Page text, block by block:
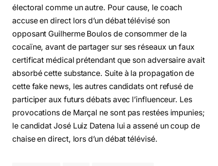
électoral comme un autre. Pour cause, le coach
accuse en direct lors d’un débat télévisé son
opposant Guilherme Boulos de consommer de la
cocaïne, avant de partager sur ses réseaux un faux
certificat médical prétendant que son adversaire avait
absorbé cette substance. Suite à la propagation de
cette fake news, les autres candidats ont refusé de
participer aux futurs débats avec l’influenceur. Les
provocations de Marçal ne sont pas restées impunies;
le candidat José Luiz Datena lui a assené un coup de
chaise en direct, lors d’un débat télévisé.